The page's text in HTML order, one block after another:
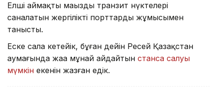
Елші аймақтың маңызды транзит нүктелері
саналатын жергілікті порттардың жұмысымен
танысты.
Еске сала кетейік, бұған дейін Ресей Қазақстан
аумағында жаңа мұнай айдайтын станса салуы
мүмкін екенін жазған едік.